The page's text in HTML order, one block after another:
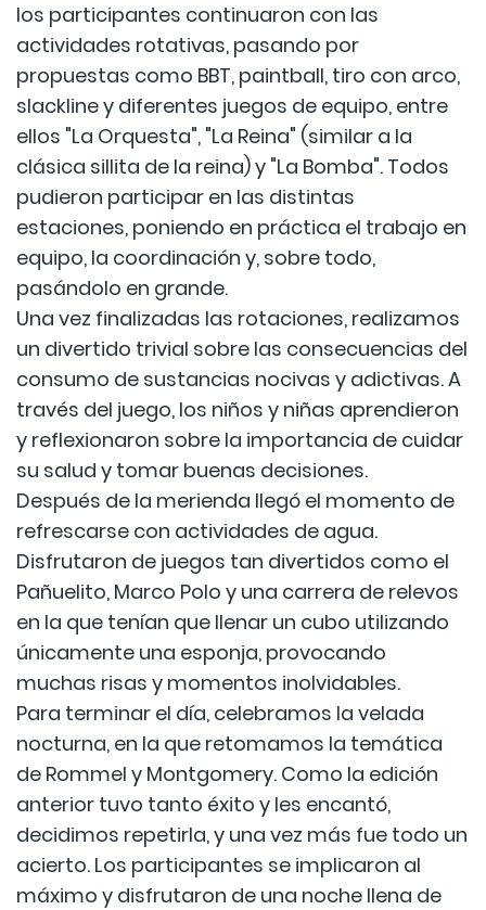
los participantes continuaron con las
actividades rotativas, pasando por
propuestas como BBT, paintball, tiro con arco,
slackline y diferentes juegos de equipo, entre
ellos "La Orquesta", "La Reina" (similar a la
clásica sillita de la reina) y "La Bomba". Todos
pudieron participar en las distintas
estaciones, poniendo en práctica el trabajo en
equipo, la coordinación y, sobre todo,
pasándolo en grande.
Una vez finalizadas las rotaciones, realizamos
un divertido trivial sobre las consecuencias del
consumo de sustancias nocivas y adictivas. A
través del juego, los niños y niñas aprendieron
y reflexionaron sobre la importancia de cuidar
su salud y tomar buenas decisiones.
Después de la merienda llegó el momento de
refrescarse con actividades de agua.
Disfrutaron de juegos tan divertidos como el
Pañuelito, Marco Polo y una carrera de relevos
en la que tenían que llenar un cubo utilizando
únicamente una esponja, provocando
muchas risas y momentos inolvidables.
Para terminar el día, celebramos la velada
nocturna, en la que retomamos la temática
de Rommel y Montgomery. Como la edición
anterior tuvo tanto éxito y les encantó,
decidimos repetirla, y una vez más fue todo un
acierto. Los participantes se implicaron al
máximo y disfrutaron de una noche llena de